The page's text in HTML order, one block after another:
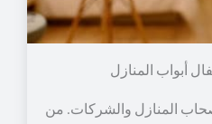
أبواب المنازل
المنازل والشركات. من